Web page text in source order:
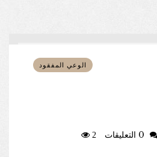
الوعي المفقود
0 التعليقات